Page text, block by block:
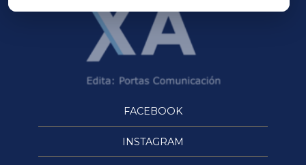
FACEBOOK
INSTAGRAM